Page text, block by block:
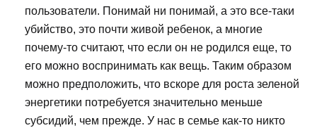
пользователи. Понимай ни понимай, а это все-таки
убийство, это почти живой ребенок, а многие
почему-то считают, что если он не родился еще, то
его можно воспринимать как вещь. Таким образом
можно предположить, что вскоре для роста зеленой
энергетики потребуется значительно меньше
субсидий, чем прежде. У нас в семье как-то никто